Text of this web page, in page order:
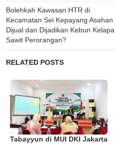
Post
navigation
Bolehkah Kawasan HTR di
Kecamatan Sei Kepayang Asahan
Dijual dan Dijadikan Kebun Kelapa
Sawit Perorangan?
RELATED POSTS
Tabayyun di MUI DKI Jakarta